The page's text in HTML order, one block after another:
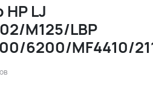
LJ
M125/LBP
6200/MF4410/